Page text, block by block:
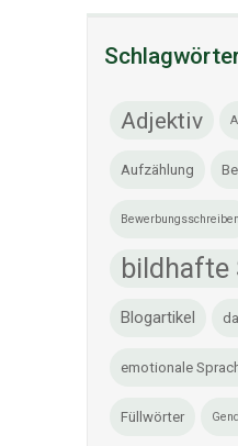
Adjektiv
Aufzählung
Bewerbungsschreiben
bildhafte
Blogartikel
emotionale
Füllwörter